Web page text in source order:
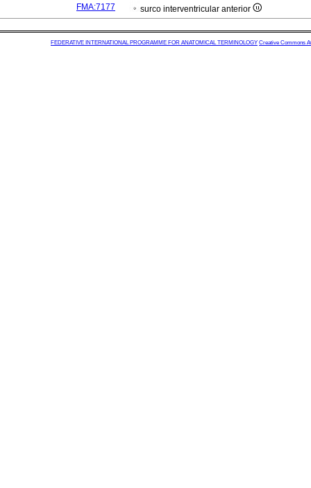
FMA:7177
surco interventricular anterior
FEDERATIVE INTERNATIONAL PROGRAMME FOR ANATOMICAL TERMINOLOGY Creative Commons